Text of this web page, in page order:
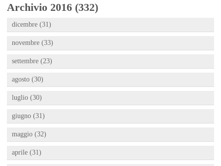
Archivio 2016 (332)
dicembre (31)
novembre (33)
settembre (23)
agosto (30)
luglio (30)
giugno (31)
maggio (32)
aprile (31)